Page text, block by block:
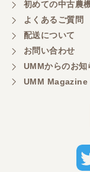
初めての中古農
よくあるご質問
配送について
お問い合わせ
UMMからのお知
UMM Magazine